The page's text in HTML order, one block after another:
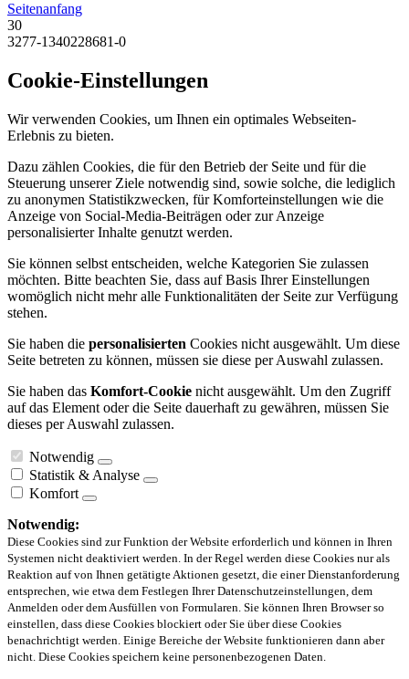
Seitenanfang
30
3277-1340228681-0
Cookie-Einstellungen
Wir verwenden Cookies, um Ihnen ein optimales Webseiten-
Erlebnis zu bieten.
Dazu zählen Cookies, die für den Betrieb der Seite und für die
Steuerung unserer Ziele notwendig sind, sowie solche, die lediglich
zu anonymen Statistikzwecken, für Komforteinstellungen wie die
Anzeige von Social-Media-Beiträgen oder zur Anzeige
personalisierter Inhalte genutzt werden.
Sie können selbst entscheiden, welche Kategorien Sie zulassen
möchten. Bitte beachten Sie, dass auf Basis Ihrer Einstellungen
womöglich nicht mehr alle Funktionalitäten der Seite zur Verfügung
stehen.
Sie haben die personalisierten Cookies nicht ausgewählt. Um diese
Seite betreten zu können, müssen sie diese per Auswahl zulassen.
Sie haben das Komfort-Cookie nicht ausgewählt. Um den Zugriff
auf das Element oder die Seite dauerhaft zu gewähren, müssen Sie
dieses per Auswahl zulassen.
Notwendig
Statistik & Analyse
Komfort
Notwendig:
Diese Cookies sind zur Funktion der Website erforderlich und können in Ihren
Systemen nicht deaktiviert werden. In der Regel werden diese Cookies nur als
Reaktion auf von Ihnen getätigte Aktionen gesetzt, die einer Dienstanforderung
entsprechen, wie etwa dem Festlegen Ihrer Datenschutzeinstellungen, dem
Anmelden oder dem Ausfüllen von Formularen. Sie können Ihren Browser so
einstellen, dass diese Cookies blockiert oder Sie über diese Cookies
benachrichtigt werden. Einige Bereiche der Website funktionieren dann aber
nicht. Diese Cookies speichern keine personenbezogenen Daten.